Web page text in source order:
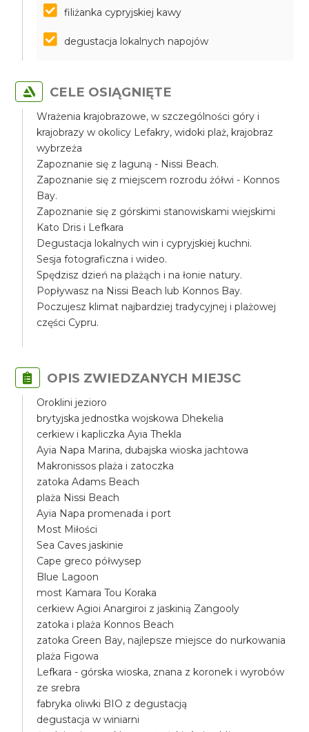
filiżanka cypryjskiej kawy
degustacja lokalnych napojów
CELE OSIĄGNIĘTE
Wrażenia krajobrazowe, w szczególności góry i
krajobrazy w okolicy Lefakry, widoki plaż, krajobraz
wybrzeża
Zapoznanie się z laguną - Nissi Beach.
Zapoznanie się z miejscem rozrodu żółwi - Konnos
Bay.
Zapoznanie się z górskimi stanowiskami wiejskimi
Kato Dris i Lefkara
Degustacja lokalnych win i cypryjskiej kuchni.
Sesja fotograficzna i wideo.
Spędzisz dzień na plażąch i na łonie natury.
Popływasz na Nissi Beach lub Konnos Bay.
Poczujesz klimat najbardziej tradycyjnej i plażowej
części Cypru.
OPIS ZWIEDZANYCH MIEJSC
Oroklini jezioro
brytyjska jednostka wojskowa Dhekelia
cerkiew i kapliczka Ayia Thekla
Ayia Napa Marina, dubajska wioska jachtowa
Makronissos plaża i zatoczka
zatoka Adams Beach
plaża Nissi Beach
Ayia Napa promenada i port
Most Miłości
Sea Caves jaskinie
Cape greco półwysep
Blue Lagoon
most Kamara Tou Koraka
cerkiew Agioi Anargiroi z jaskinią Zangooly
zatoka i plaża Konnos Beach
zatoka Green Bay, najlepsze miejsce do nurkowania
plaża Figowa
Lefkara - górska wioska, znana z koronek i wyrobów
ze srebra
fabryka oliwki BIO z degustacją
degustacja w winiarni